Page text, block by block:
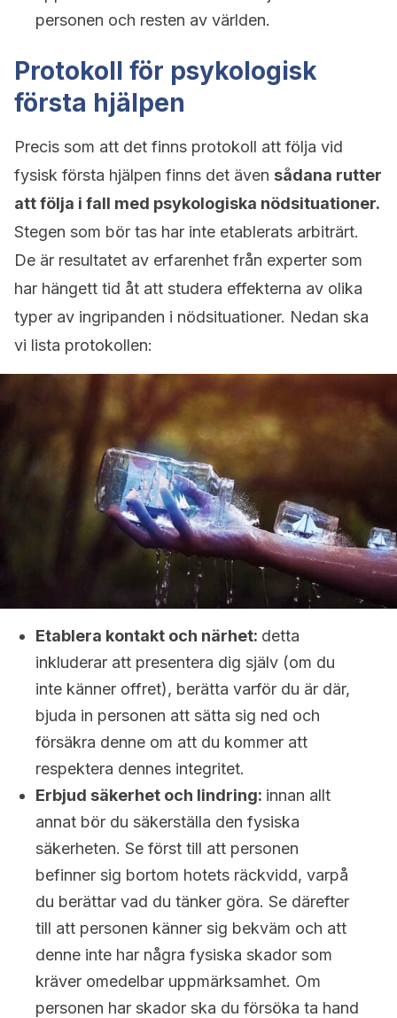
personen och resten av världen.
Protokoll för psykologisk
första hjälpen
Precis som att det finns protokoll att följa vid
fysisk första hjälpen finns det även sådana rutter
att följa i fall med psykologiska nödsituationer.
Stegen som bör tas har inte etablerats arbiträrt.
De är resultatet av erfarenhet från experter som
har hängett tid åt att studera effekterna av olika
typer av ingripanden i nödsituationer. Nedan ska
vi lista protokollen:
Etablera kontakt och närhet: detta
inkluderar att presentera dig själv (om du
inte känner offret), berätta varför du är där,
bjuda in personen att sätta sig ned och
försäkra denne om att du kommer att
respektera dennes integritet.
Erbjud säkerhet och lindring: innan allt
annat bör du säkerställa den fysiska
säkerheten. Se först till att personen
befinner sig bortom hotets räckvidd, varpå
du berättar vad du tänker göra. Se därefter
till att personen känner sig bekväm och att
denne inte har några fysiska skador som
kräver omedelbar uppmärksamhet. Om
personen har skador ska du försöka ta hand